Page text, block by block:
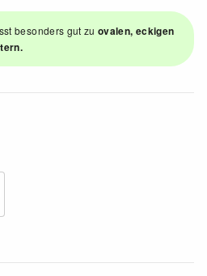
besonders gut zuovalen, eckigen